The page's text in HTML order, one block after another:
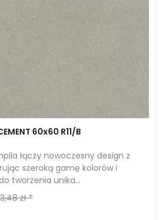
60x60 R11/B
łączy nowoczesny design z
szeroką gamę kolorów i
tworzenia unika...
zł *